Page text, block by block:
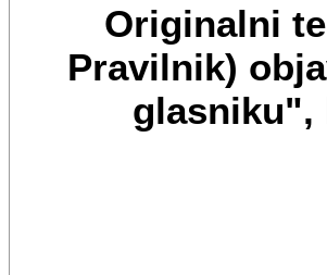
Originalni
Pravilnik)
glasniku",